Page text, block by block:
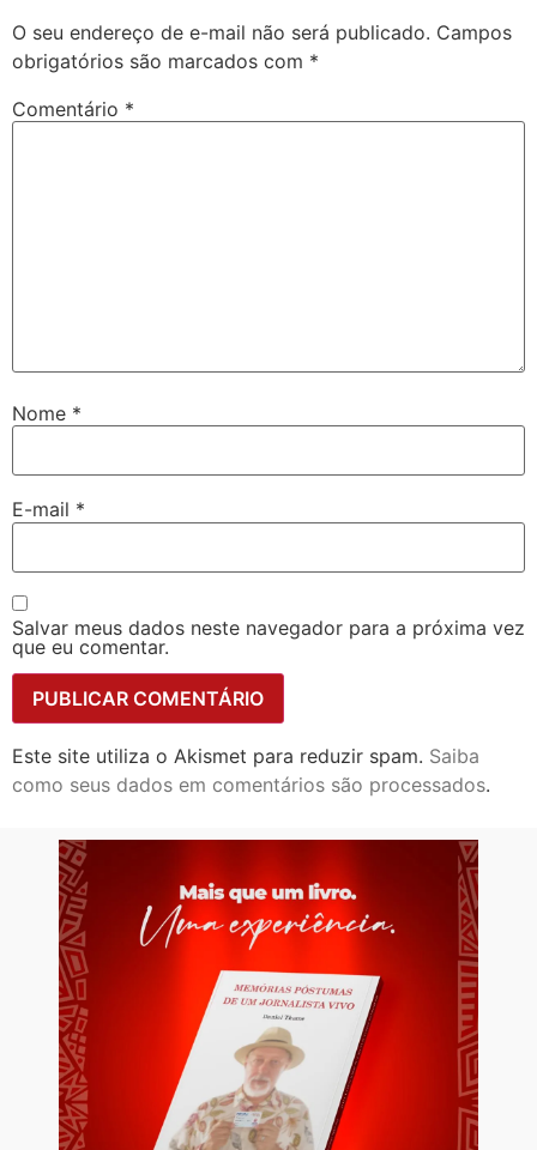
O seu endereço de e-mail não será publicado. Campos
obrigatórios são marcados com *
Comentário *
Nome *
E-mail *
Salvar meus dados neste navegador para a próxima vez
que eu comentar.
Este site utiliza o Akismet para reduzir spam. Saiba
como seus dados em comentários são processados.